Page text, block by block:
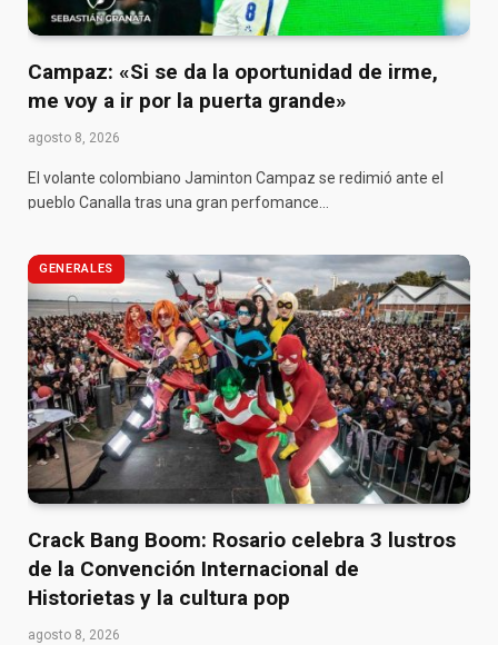
Campaz: «Si se da la oportunidad de irme,
me voy a ir por la puerta grande»
agosto 8, 2026
El volante colombiano Jaminton Campaz se redimió ante el
pueblo Canalla tras una gran perfomance…
GENERALES
Crack Bang Boom: Rosario celebra 3 lustros
de la Convención Internacional de
Historietas y la cultura pop
agosto 8, 2026